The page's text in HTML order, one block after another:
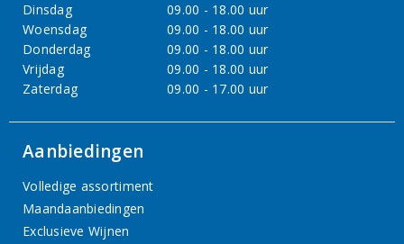
Dinsdag
09.00 - 18.00 uur
Woensdag
09.00 - 18.00 uur
Donderdag
09.00 - 18.00 uur
Vrijdag
09.00 - 18.00 uur
Zaterdag
09.00 - 17.00 uur
Aanbiedingen
Volledige assortiment
Maandaanbiedingen
Exclusieve Wijnen